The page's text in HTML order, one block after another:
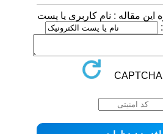
مقاله : نام کاربری یا پست